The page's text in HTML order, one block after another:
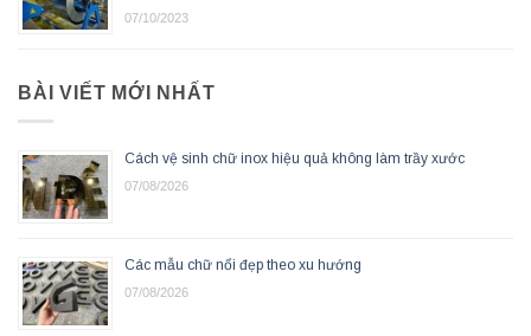
07/10/2023
BÀI VIẾT MỚI NHẤT
Cách vệ sinh chữ inox hiệu quả không làm trầy xước
07/08/2026
Các mẫu chữ nổi đẹp theo xu hướng
07/08/2026